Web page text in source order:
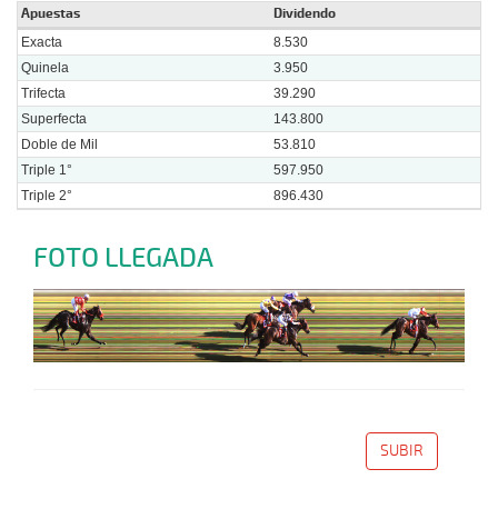
Apuestas Dividendo
Exacta
8.530
Quinela
3.950
Trifecta
39.290
Superfecta
143.800
Doble de Mil
53.810
Triple 1°
597.950
Triple 2°
896.430
FOTO LLEGADA
SUBIR